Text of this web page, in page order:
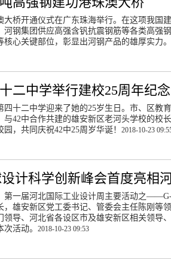
大桥开通仪式在广东珠海举行。在这项我国
河钢集团供应高强含钒抗震钢筋等各类高强
心关键部位，彰显出河钢产品的雄厚实力。
二中学举行建校25周年纪
四十二中学迎来了她的25岁生日。市、区教
与42中合作共建的雄安新区老河头学校的校
，共同庆祝42中25周岁华诞！ 2018-10-23
设计科学创新峰会首度亮相
第一届河北国际工业设计周主要活动之
，雄安新区党工委书记、管委会主任陈刚等
领导、河北省各设区市及雄安新区相关领导
活动。 2018-10-23 09:53